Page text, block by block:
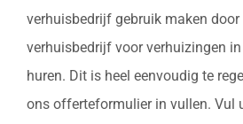
verhuisbedrijf gebruik maken door
verhuisbedrijf voor verhuizingen
huren. Dit is heel eenvoudig te
ons offerteformulier in vullen. Vul